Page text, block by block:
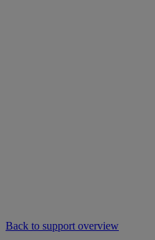
Back to support overview